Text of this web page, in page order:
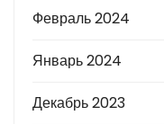
Февраль 2024
Январь 2024
Декабрь 2023